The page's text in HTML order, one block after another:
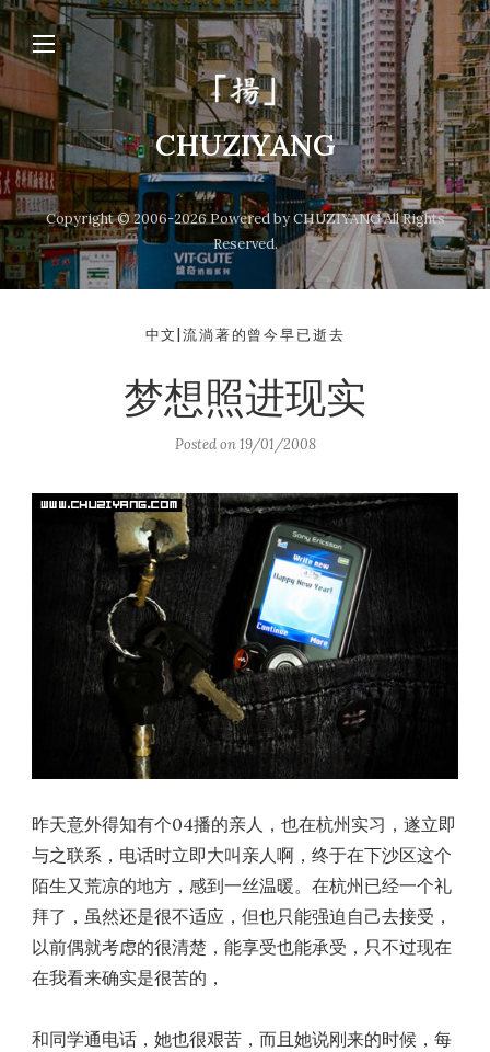
CHUZIYANG
Copyright © 2006-2026 Powered by CHUZIYANG All Rights
Reserved.
中文|流淌著的曾今早已逝去
梦想照进现实
Posted on 19/01/2008
昨天意外得知有个04播的亲人，也在杭州实习，遂立即
与之联系，电话时立即大叫亲人啊，终于在下沙区这个
陌生又荒凉的地方，感到一丝温暖。在杭州已经一个礼
拜了，虽然还是很不适应，但也只能强迫自己去接受，
以前偶就考虑的很清楚，能享受也能承受，只不过现在
在我看来确实是很苦的，
和同学通电话，她也很艰苦，而且她说刚来的时候，每